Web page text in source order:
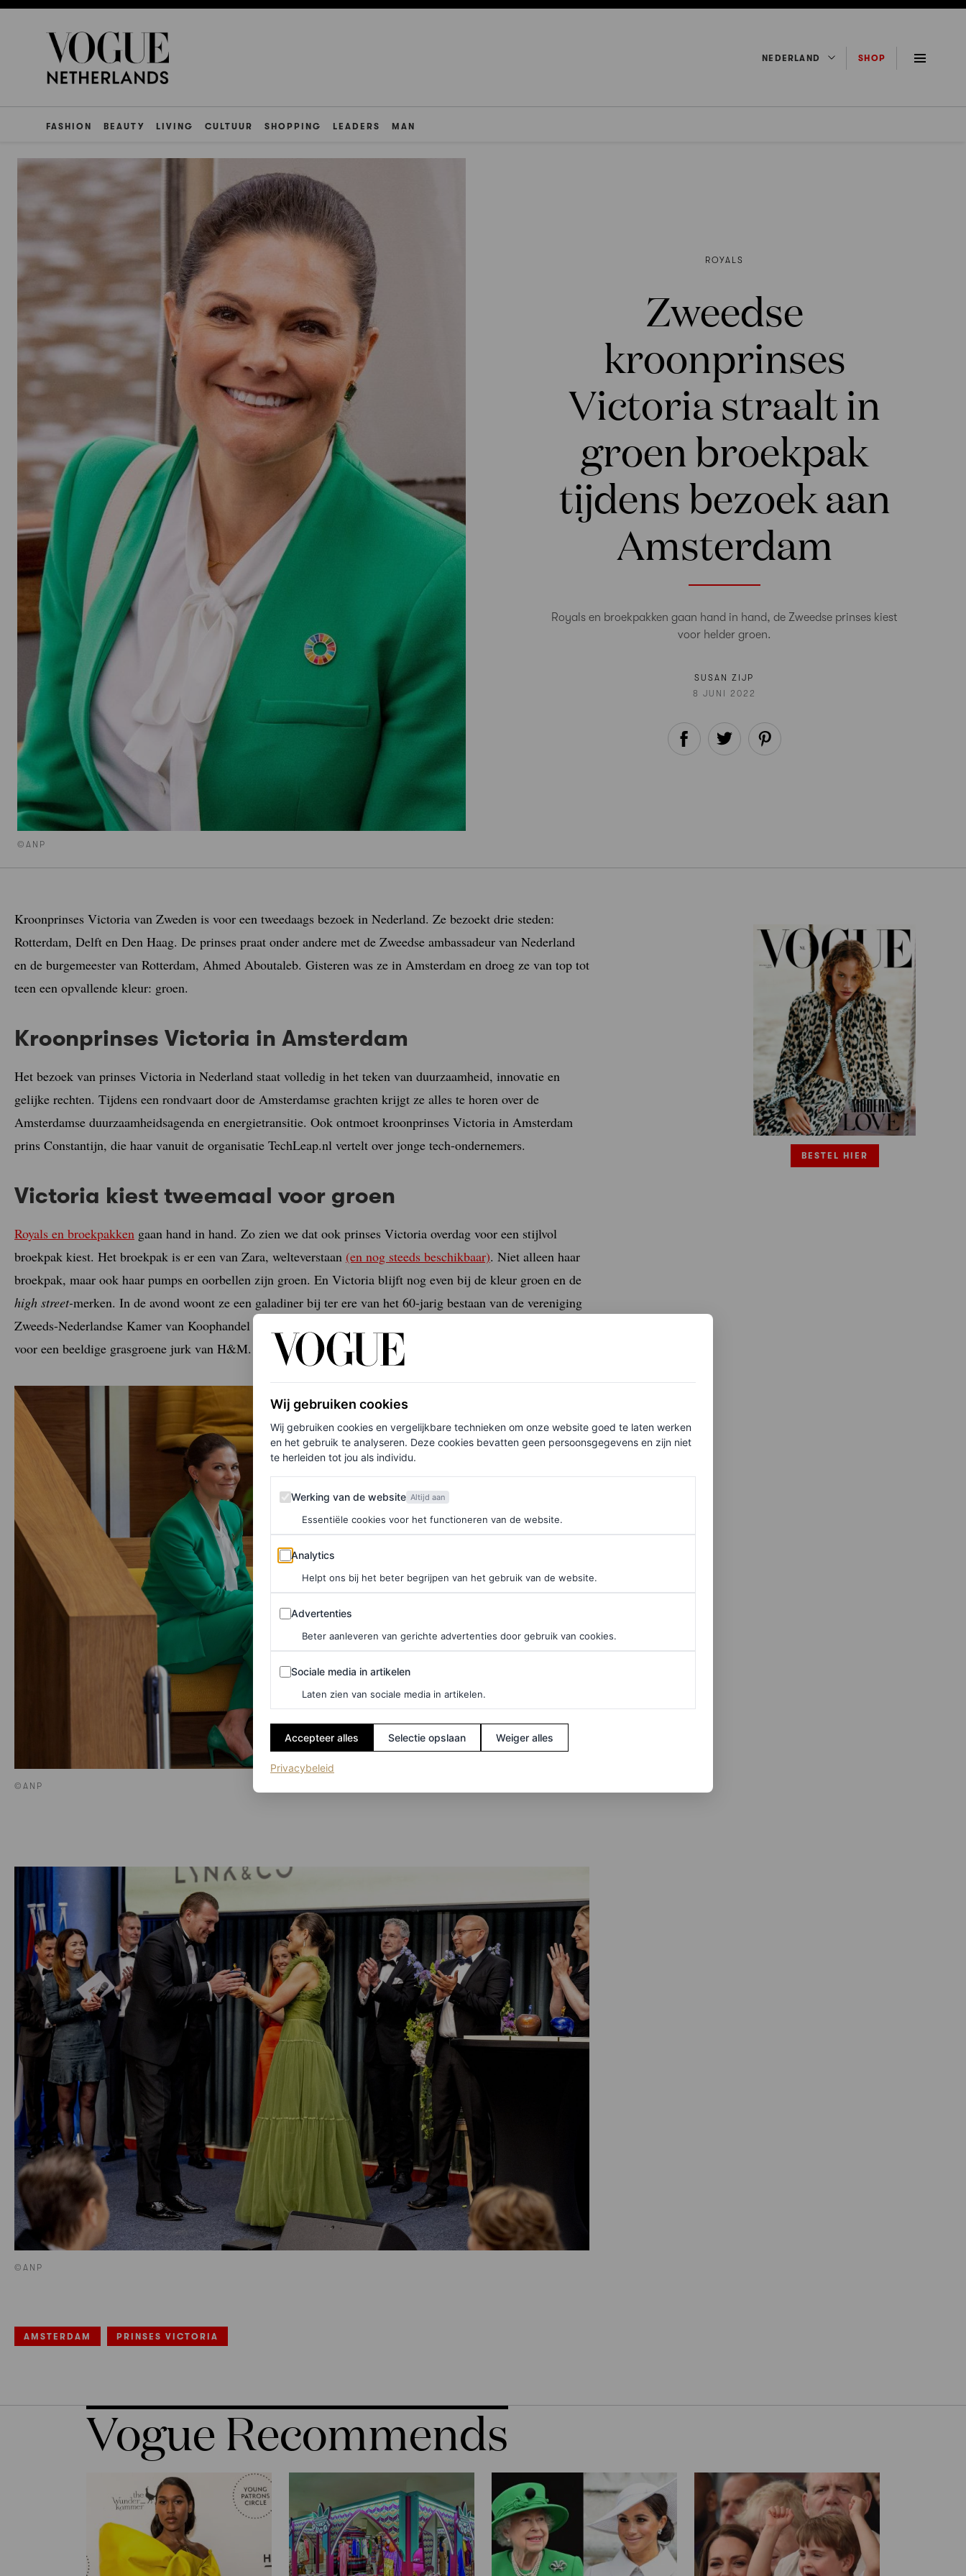
NEDERLAND SHOP
FASHION BEAUTY LIVING CULTUUR SHOPPING LEADERS MAN
©ANP
ROYALS
Zweedse
kroonprinses
Victoria straalt in
groen broekpak
tijdens bezoek aan
Amsterdam
Royals en broekpakken gaan hand in hand, de Zweedse prinses kiest
voor helder groen.
SUSAN ZIJP
8 JUNI 2022
Kroonprinses Victoria van Zweden is voor een tweedaags bezoek in Nederland. Ze bezoekt drie steden:
Rotterdam, Delft en Den Haag. De prinses praat onder andere met de Zweedse ambassadeur van Nederland
en de burgemeester van Rotterdam, Ahmed Aboutaleb. Gisteren was ze in Amsterdam en droeg ze van top tot
teen een opvallende kleur: groen.
Kroonprinses Victoria in Amsterdam
Het bezoek van prinses Victoria in Nederland staat volledig in het teken van duurzaamheid, innovatie en
gelijke rechten. Tijdens een rondvaart door de Amsterdamse grachten krijgt ze alles te horen over de
Amsterdamse duurzaamheidsagenda en energietransitie. Ook ontmoet kroonprinses Victoria in Amsterdam
prins Constantijn, die haar vanuit de organisatie TechLeap.nl vertelt over jonge tech-ondernemers.
Victoria kiest tweemaal voor groen
Royals en broekpakken gaan hand in hand. Zo zien we dat ook prinses Victoria overdag voor een stijlvol
broekpak kiest. Het broekpak is er een van Zara, welteverstaan (en nog steeds beschikbaar). Niet alleen haar
broekpak, maar ook haar pumps en oorbellen zijn groen. En Victoria blijft nog even bij de kleur groen en de
high street-merken. In de avond woont ze een galadiner bij ter ere van het 60-jarig bestaan van de vereniging
Zweeds-Nederlandse Kamer van Koophandel en Industrie. Voor die gelegenheid ruilt ze haar broekpak in
voor een beeldige grasgroene jurk van H&M.
©ANP
©ANP
AMSTERDAM PRINSES VICTORIA
BESTEL HIER
Vogue Recommends
Wij gebruiken cookies
Wij gebruiken cookies en vergelijkbare technieken om onze website goed te laten werken
en het gebruik te analyseren. Deze cookies bevatten geen persoonsgegevens en zijn niet
te herleiden tot jou als individu.
Werking van de website
Werking van de website Altijd aan
Essentiële cookies voor het functioneren van de website.
Analytics
Analytics
Helpt ons bij het beter begrijpen van het gebruik van de website.
Advertenties
Advertenties
Beter aanleveren van gerichte advertenties door gebruik van cookies.
Sociale media in artikelen
Sociale media in artikelen
Laten zien van sociale media in artikelen.
Accepteer alles Selectie opslaan Weiger alles
Privacybeleid